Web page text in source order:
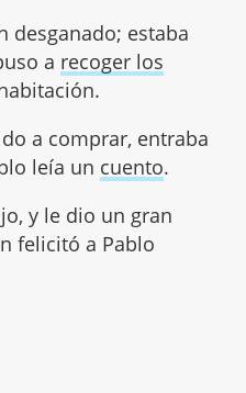
desganado; estaba
a recoger los
a comprar, entraba
leía un cuento.
y le dio un gran
felicitó a Pablo